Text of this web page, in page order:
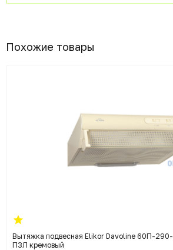
Похожие товары
Вытяжка подвесная Elikor Davoline 60П-290-
П3Л кремовый